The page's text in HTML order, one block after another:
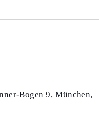
Bogen 9, München,